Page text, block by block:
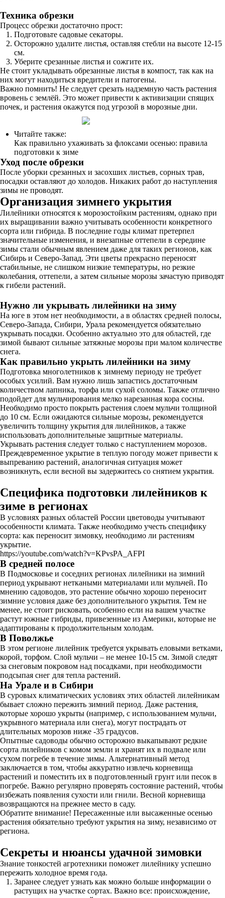
Техника обрезки
Процесс обрезки достаточно прост:
Подготовьте садовые секаторы.
Осторожно удалите листья, оставляя стебли на высоте 12-15
см.
Уберите срезанные листья и сожгите их.
Не стоит укладывать обрезанные листья в компост, так как на
них могут находиться вредители и патогены.
Важно помнить! Не следует срезать надземную часть растения
вровень с землёй. Это может привести к активизации спящих
почек, и растения окажутся под угрозой в морозные дни.
Читайте также:
Как правильно ухаживать за флоксами осенью: правила
подготовки к зиме
Уход после обрезки
После уборки срезанных и засохших листьев, сорных трав,
посадки оставляют до холодов. Никаких работ до наступления
зимы не проводят.
Организация зимнего укрытия
Лилейники относятся к морозостойким растениям, однако при
их выращивании важно учитывать особенности конкретного
сорта или гибрида. В последние годы климат претерпел
значительные изменения, и внезапные оттепели в середине
зимы стали обычным явлением даже для таких регионов, как
Сибирь и Северо-Запад. Эти цветы прекрасно переносят
стабильные, не слишком низкие температуры, но резкие
колебания, оттепели, а затем сильные морозы зачастую приводят
к гибели растений.
Нужно ли укрывать лилейники на зиму
На юге в этом нет необходимости, а в областях средней полосы,
Северо-Запада, Сибири, Урала рекомендуется обязательно
укрывать посадки. Особенно актуально это для областей, где
зимой бывают сильные затяжные морозы при малом количестве
снега.
Как правильно укрыть лилейники на зиму
Подготовка многолетников к зимнему периоду не требует
особых усилий. Вам нужно лишь запастись достаточным
количеством лапника, торфа или сухой соломы. Также отлично
подойдет для мульчирования мелко нарезанная кора сосны.
Необходимо просто покрыть растения слоем мульчи толщиной
до 10 см. Если ожидаются сильные морозы, рекомендуется
увеличить толщину укрытия для лилейников, а также
использовать дополнительные защитные материалы.
Укрывать растения следует только с наступлением морозов.
Преждевременное укрытие в теплую погоду может привести к
выпреванию растений, аналогичная ситуация может
возникнуть, если весной вы задержитесь со снятием укрытия.
Специфика подготовки лилейников к
зиме в регионах
В условиях разных областей России цветоводы учитывают
особенности климата. Также необходимо учесть специфику
сорта: как переносит зимовку, необходимо ли растениям
укрытие.
https://youtube.com/watch?v=KPvsPA_AFPI
В средней полосе
В Подмосковье и соседних регионах лилейники на зимний
период укрывают неткаными материалами или мульчей. По
мнению садоводов, это растение обычно хорошо переносит
зимние условия даже без дополнительного укрытия. Тем не
менее, не стоит рисковать, особенно если на вашем участке
растут южные гибриды, привезенные из Америки, которые не
адаптированы к продолжительным холодам.
В Поволжье
В этом регионе лилейник требуется укрывать еловыми ветками,
корой, торфом. Слой мульчи – не менее 10-15 см. Зимой следят
за снеговым покровом над посадками, при необходимости
подсыпая снег для тепла растений.
На Урале и в Сибири
В суровых климатических условиях этих областей лилейникам
бывает сложно пережить зимний период. Даже растения,
которые хорошо укрыты (например, с использованием мульчи,
укрывного материала или снега), могут пострадать от
длительных морозов ниже -35 градусов.
Опытные садоводы обычно осторожно выкапывают редкие
сорта лилейников с комом земли и хранят их в подвале или
сухом погребе в течение зимы. Альтернативный метод
заключается в том, чтобы аккуратно извлечь корневища
растений и поместить их в подготовленный грунт или песок в
погребе. Важно регулярно проверять состояние растений, чтобы
избежать появления сухости или гнили. Весной корневища
возвращаются на прежнее место в саду.
Обратите внимание! Пересаженные или высаженные осенью
растения обязательно требуют укрытия на зиму, независимо от
региона.
Секреты и нюансы удачной зимовки
Знание тонкостей агротехники поможет лилейнику успешно
пережить холодное время года.
Заранее следует узнать как можно больше информации о
растущих на участке сортах. Важно все: происхождение,